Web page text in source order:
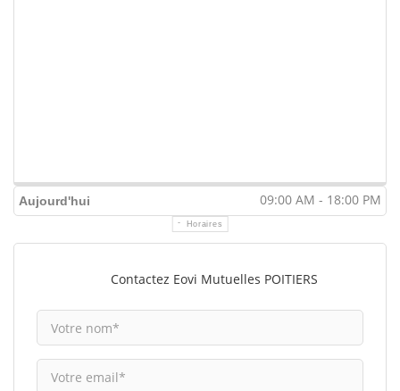
Aujourd'hui 09:00 AM - 18:00 PM
Horaires
Contactez Eovi Mutuelles POITIERS